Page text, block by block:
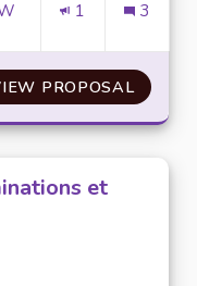
1 3
PROPOSAL
et